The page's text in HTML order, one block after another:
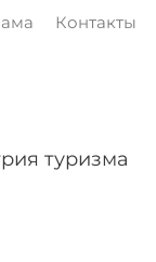
Контакты
туризма